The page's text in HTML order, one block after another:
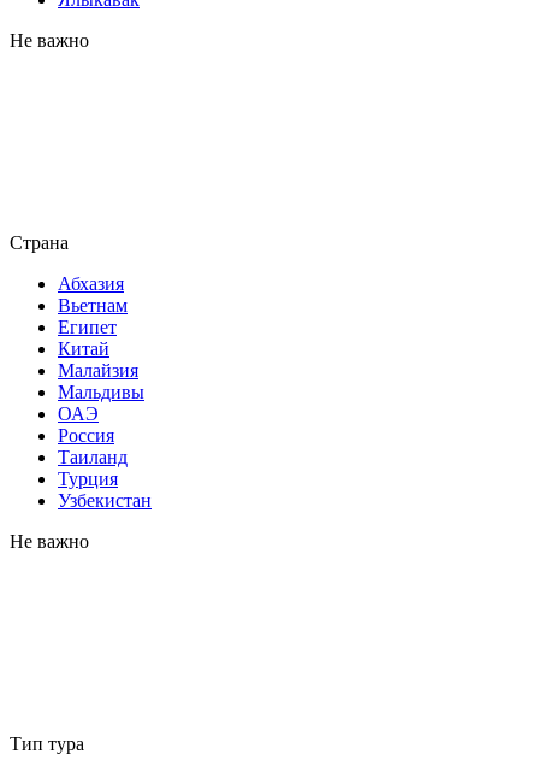
Не важно
Страна
Абхазия
Вьетнам
Египет
Китай
Малайзия
Мальдивы
ОАЭ
Россия
Таиланд
Турция
Узбекистан
Не важно
Тип тура